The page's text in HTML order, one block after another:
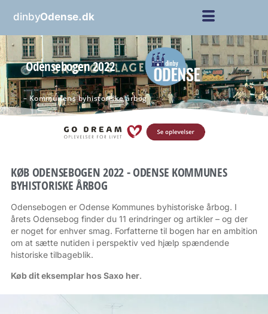
dinbyOdense.dk
Odensebogen 2022
– Kommunens byhistoriske årbog
KØB ODENSEBOGEN 2022 - ODENSE KOMMUNES
BYHISTORISKE ÅRBOG
Odensebogen er Odense Kommunes byhistoriske årbog. I
årets Odensebog finder du 11 erindringer og artikler – og der
er noget for enhver smag. Forfatterne til bogen har en ambition
om at sætte nutiden i perspektiv ved hjælp spændende
historiske tilbageblik.
Køb dit eksemplar hos Saxo her.